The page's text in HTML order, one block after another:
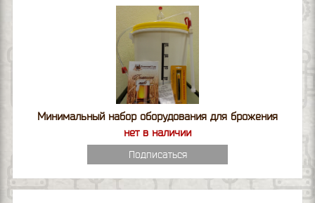
Минимальный набор оборудования для брожения
нет в наличии
Подписаться